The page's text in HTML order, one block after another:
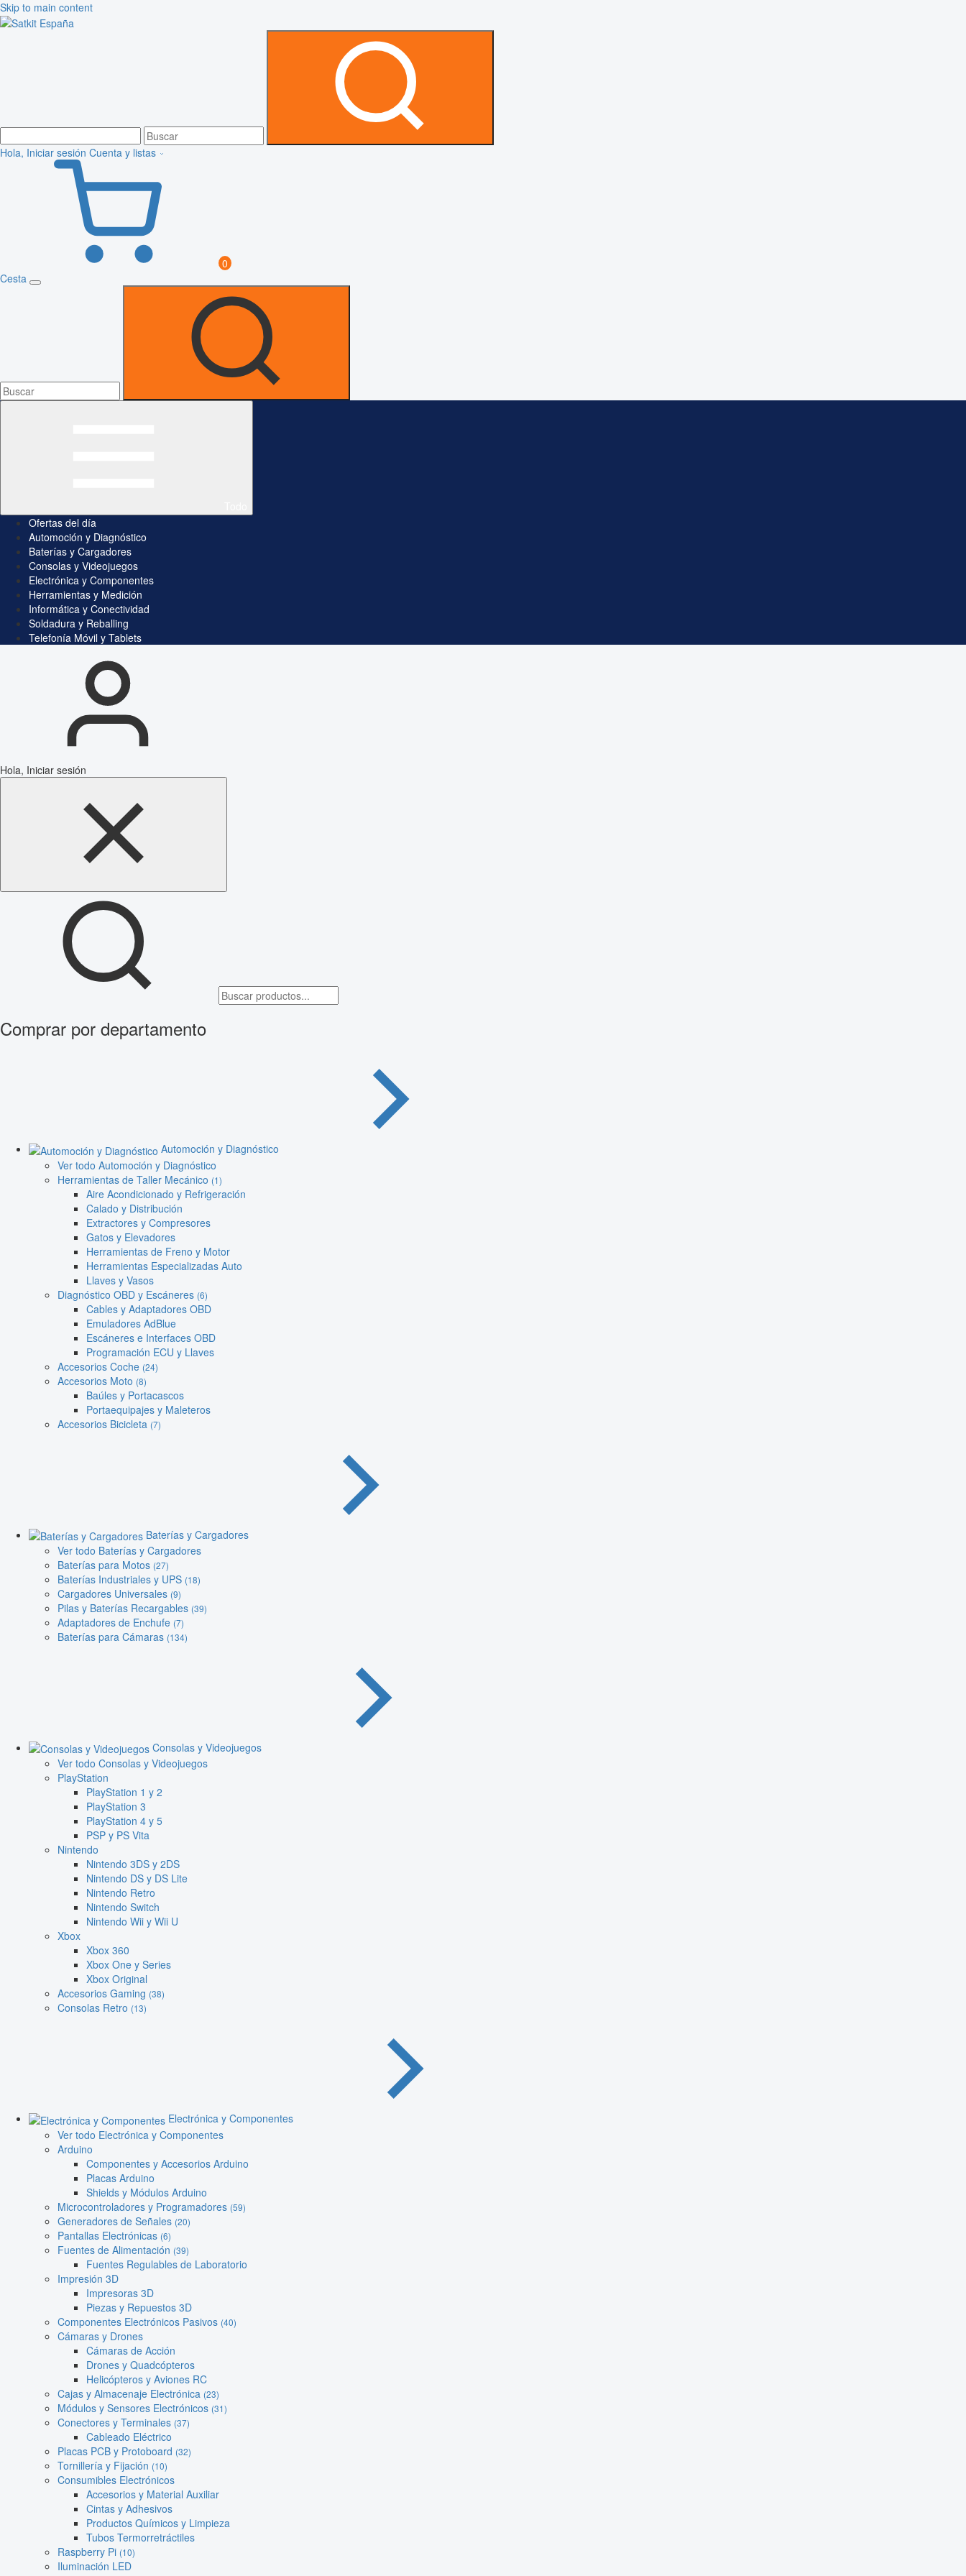
Skip to main content
Hola, Iniciar sesión Cuenta y listas
0
Cesta
Ofertas del día
Automoción y Diagnóstico
Baterías y Cargadores
Consolas y Videojuegos
Electrónica y Componentes
Herramientas y Medición
Informática y Conectividad
Soldadura y Reballing
Telefonía Móvil y Tablets
Hola, Iniciar sesión
Comprar por departamento
Automoción y Diagnóstico
Ver todo Automoción y Diagnóstico
Herramientas de Taller Mecánico (1)
Aire Acondicionado y Refrigeración
Calado y Distribución
Extractores y Compresores
Gatos y Elevadores
Herramientas de Freno y Motor
Herramientas Especializadas Auto
Llaves y Vasos
Diagnóstico OBD y Escáneres (6)
Cables y Adaptadores OBD
Emuladores AdBlue
Escáneres e Interfaces OBD
Programación ECU y Llaves
Accesorios Coche (24)
Accesorios Moto (8)
Baúles y Portacascos
Portaequipajes y Maleteros
Accesorios Bicicleta (7)
Baterías y Cargadores
Ver todo Baterías y Cargadores
Baterías para Motos (27)
Baterías Industriales y UPS (18)
Cargadores Universales (9)
Pilas y Baterías Recargables (39)
Adaptadores de Enchufe (7)
Baterías para Cámaras (134)
Consolas y Videojuegos
Ver todo Consolas y Videojuegos
PlayStation
PlayStation 1 y 2
PlayStation 3
PlayStation 4 y 5
PSP y PS Vita
Nintendo
Nintendo 3DS y 2DS
Nintendo DS y DS Lite
Nintendo Retro
Nintendo Switch
Nintendo Wii y Wii U
Xbox
Xbox 360
Xbox One y Series
Xbox Original
Accesorios Gaming (38)
Consolas Retro (13)
Electrónica y Componentes
Ver todo Electrónica y Componentes
Arduino
Componentes y Accesorios Arduino
Placas Arduino
Shields y Módulos Arduino
Microcontroladores y Programadores (59)
Generadores de Señales (20)
Pantallas Electrónicas (6)
Fuentes de Alimentación (39)
Fuentes Regulables de Laboratorio
Impresión 3D
Impresoras 3D
Piezas y Repuestos 3D
Componentes Electrónicos Pasivos (40)
Cámaras y Drones
Cámaras de Acción
Drones y Quadcópteros
Helicópteros y Aviones RC
Cajas y Almacenaje Electrónica (23)
Módulos y Sensores Electrónicos (31)
Conectores y Terminales (37)
Cableado Eléctrico
Placas PCB y Protoboard (32)
Tornillería y Fijación (10)
Consumibles Electrónicos
Accesorios y Material Auxiliar
Cintas y Adhesivos
Productos Químicos y Limpieza
Tubos Termorretráctiles
Raspberry Pi (10)
Iluminación LED